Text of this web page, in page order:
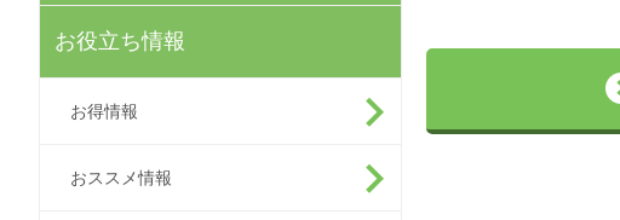
お役立ち情報
お得情報
おススメ情報